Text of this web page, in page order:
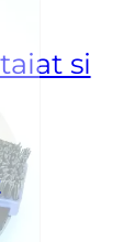
si